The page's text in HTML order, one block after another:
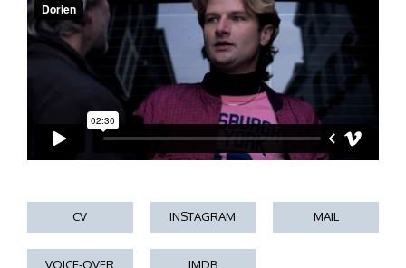
CV INSTAGRAM MAIL
VOICE-OVER IMDB